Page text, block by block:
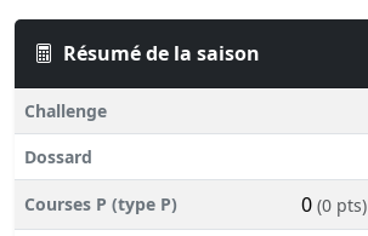
Résumé de la saison
Challenge
Dossard
Courses P (type P) 0 (0 pts)